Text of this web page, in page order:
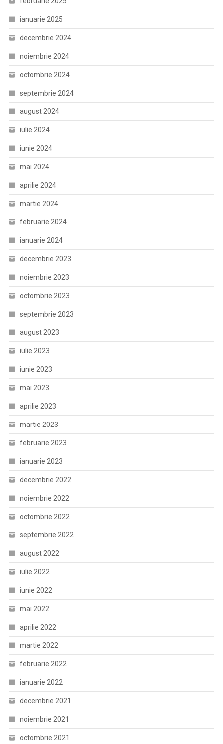
ianuarie 2025
decembrie 2024
noiembrie 2024
octombrie 2024
septembrie 2024
august 2024
iulie 2024
iunie 2024
mai 2024
aprilie 2024
martie 2024
februarie 2024
ianuarie 2024
decembrie 2023
noiembrie 2023
octombrie 2023
septembrie 2023
august 2023
iulie 2023
iunie 2023
mai 2023
aprilie 2023
martie 2023
februarie 2023
ianuarie 2023
decembrie 2022
noiembrie 2022
octombrie 2022
septembrie 2022
august 2022
iulie 2022
iunie 2022
mai 2022
aprilie 2022
martie 2022
februarie 2022
ianuarie 2022
decembrie 2021
noiembrie 2021
octombrie 2021